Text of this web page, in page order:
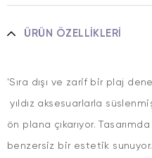
ÜRÜN ÖZELLIKLERI
'Sıra dışı ve zarif bir plaj
yıldız aksesuarlarla
ön plana çıkarıyor.
benzersiz bir estetik